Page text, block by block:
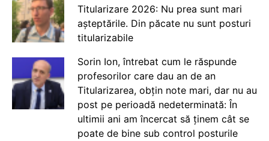
Titularizare 2026: Nu prea sunt mari
așteptările. Din păcate nu sunt posturi
titularizabile
Sorin Ion, întrebat cum le răspunde
profesorilor care dau an de an
Titularizarea, obțin note mari, dar nu au
post pe perioadă nedeterminată: În
ultimii ani am încercat să ținem cât se
poate de bine sub control posturile